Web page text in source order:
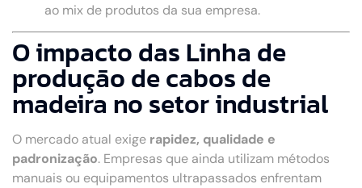
ao mix de produtos da sua empresa.
O impacto das Linha de
produção de cabos de
madeira no setor industrial
O mercado atual exige rapidez, qualidade e
padronização. Empresas que ainda utilizam métodos
manuais ou equipamentos ultrapassados enfrentam